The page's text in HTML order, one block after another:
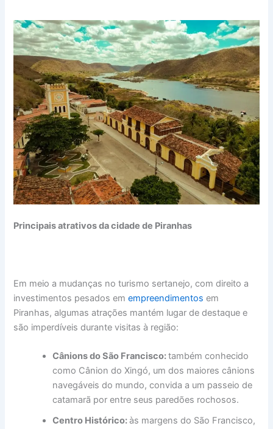
Principais atrativos da cidade de Piranhas
Em meio a mudanças no turismo sertanejo, com direito a
investimentos pesados emempreendimentosem
Piranhas, algumas atrações mantém lugar de destaque e
são imperdíveis durante visitas à região:
Cânions do São Francisco:também conhecido
como Cânion do Xingó, um dos maiores cânions
navegáveis do mundo, convida a um passeio de
catamarã por entre seus paredões rochosos.
Centro Histórico:às margens do São Francisco,